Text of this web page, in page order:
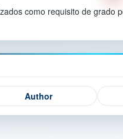
como requisito de grado